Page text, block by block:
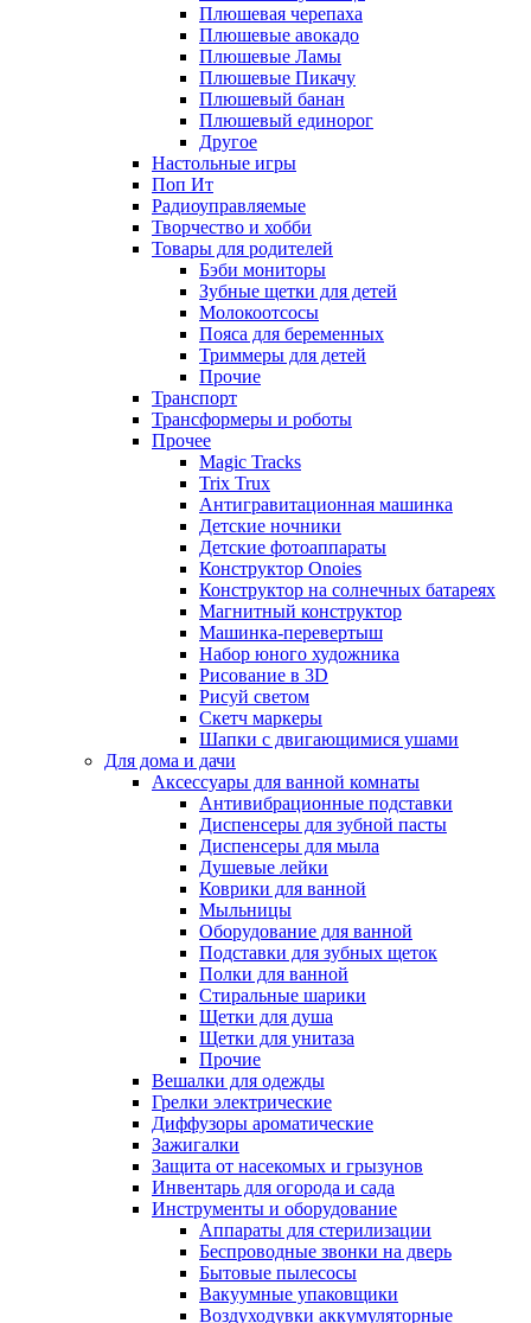
Плюшевая черепаха
Плюшевые авокадо
Плюшевые Ламы
Плюшевые Пикачу
Плюшевый банан
Плюшевый единорог
Другое
Настольные игры
Поп Ит
Радиоуправляемые
Творчество и хобби
Товары для родителей
Бэби мониторы
Зубные щетки для детей
Молокоотсосы
Пояса для беременных
Триммеры для детей
Прочие
Транспорт
Трансформеры и роботы
Прочее
Magic Tracks
Trix Trux
Антигравитационная машинка
Детские ночники
Детские фотоаппараты
Конструктор Onoies
Конструктор на солнечных батареях
Магнитный конструктор
Машинка-перевертыш
Набор юного художника
Рисование в 3D
Рисуй светом
Скетч маркеры
Шапки с двигающимися ушами
Для дома и дачи
Аксессуары для ванной комнаты
Антивибрационные подставки
Диспенсеры для зубной пасты
Диспенсеры для мыла
Душевые лейки
Коврики для ванной
Мыльницы
Оборудование для ванной
Подставки для зубных щеток
Полки для ванной
Стиральные шарики
Щетки для душа
Щетки для унитаза
Прочие
Вешалки для одежды
Грелки электрические
Диффузоры ароматические
Зажигалки
Защита от насекомых и грызунов
Инвентарь для огорода и сада
Инструменты и оборудование
Аппараты для стерилизации
Беспроводные звонки на дверь
Бытовые пылесосы
Вакуумные упаковщики
Воздуходувки аккумуляторные